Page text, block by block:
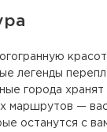
легенды
города
маршрутов —
останутся с